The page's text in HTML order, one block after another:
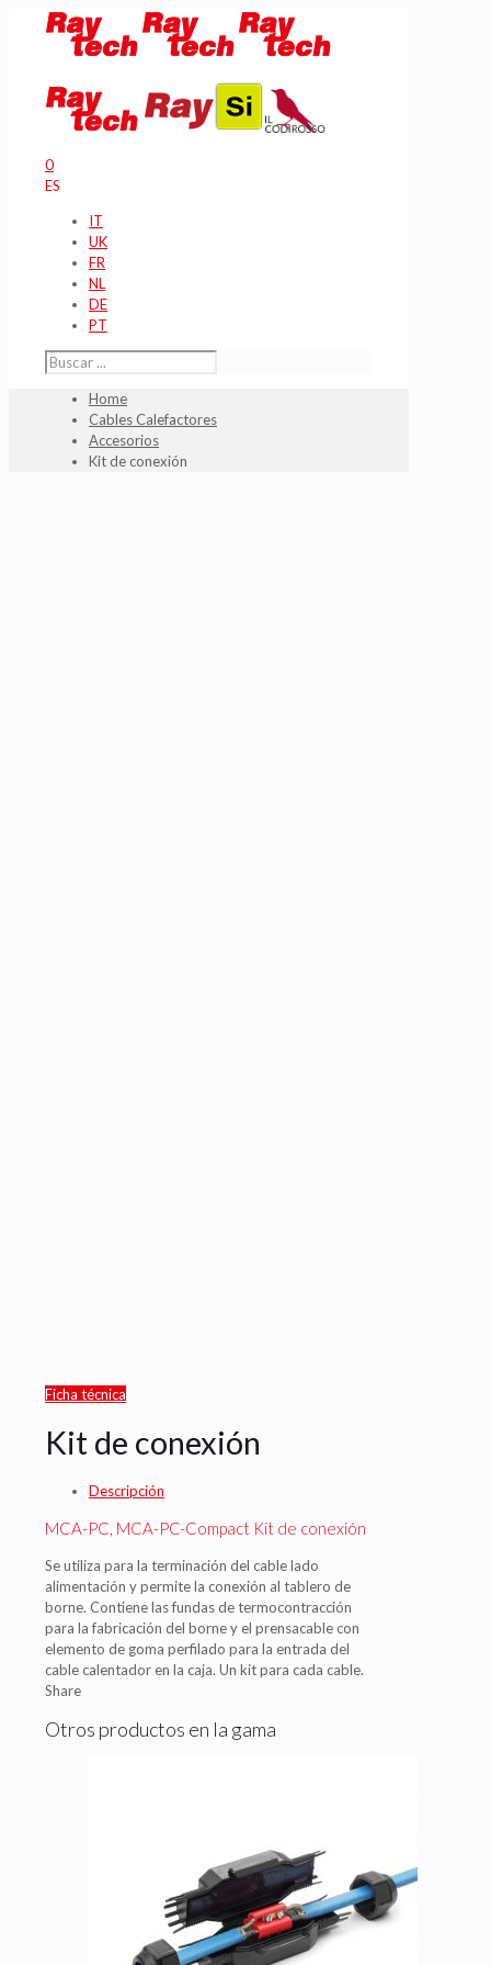
0
ES
IT
UK
FR
NL
DE
PT
Home
Cables Calefactores
Accesorios
Kit de conexión
Ficha técnica
Kit de conexión
Descripción
MCA-PC, MCA-PC-Compact Kit de conexión
Se utiliza para la terminación del cable lado
alimentación y permite la conexión al tablero de
borne. Contiene las fundas de termocontracción
para la fabricación del borne y el prensacable con
elemento de goma perfilado para la entrada del
cable calentador en la caja. Un kit para cada cable.
Share
Otros productos en la gama